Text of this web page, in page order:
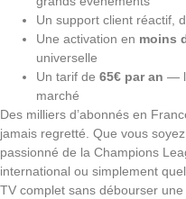
Un support client réactif,
Une activation en moins
universelle
Un tarif de 65€ par an —
marché
Des milliers d’abonnés en
jamais regretté. Que vous
passionné de la Champions
international ou simplement
TV complet sans débourser